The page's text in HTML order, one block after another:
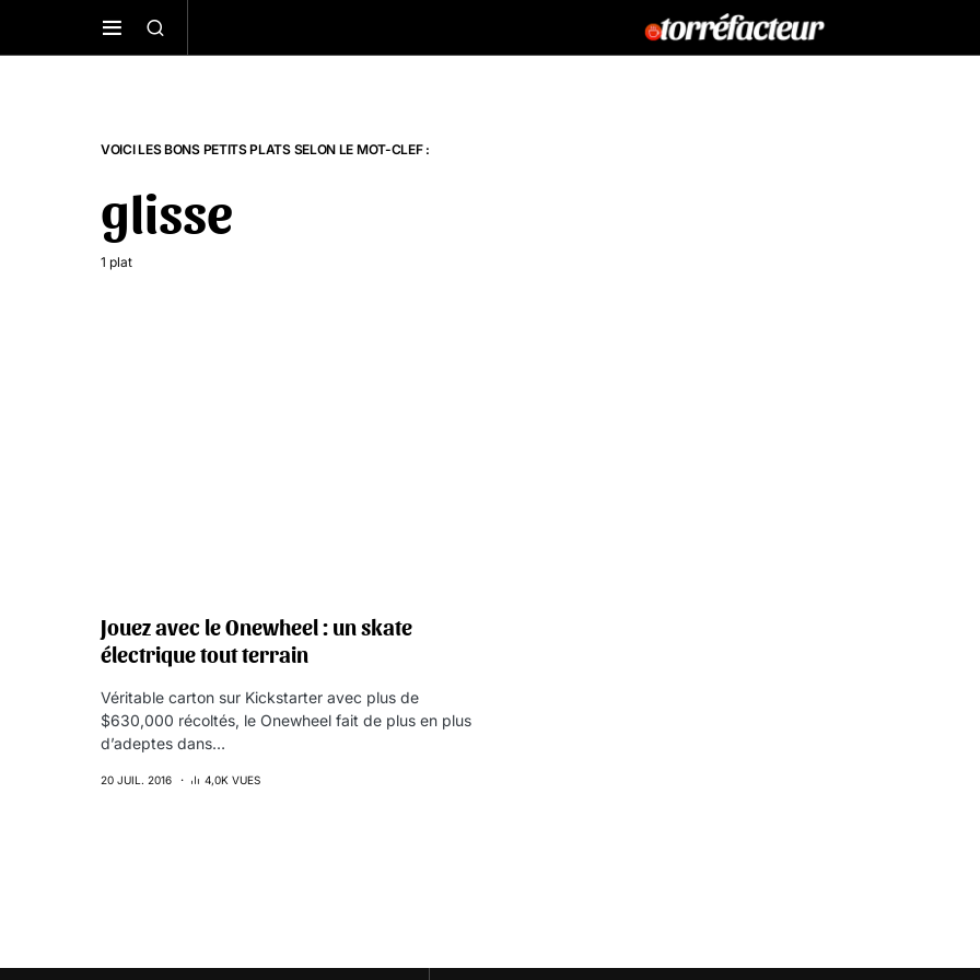
VOICI LES BONS PETITS PLATS SELON LE MOT-CLEF :
glisse
1 plat
Jouez avec le Onewheel : un skate
électrique tout terrain
Véritable carton sur Kickstarter avec plus de
$630,000 récoltés, le Onewheel fait de plus en plus
d’adeptes dans…
20 JUIL. 2016 4,0K VUES